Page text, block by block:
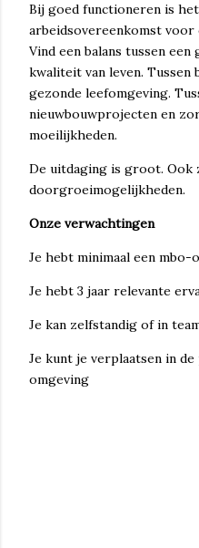
Bij goed functioneren is
arbeidsovereenkomst voor
Vind een balans tussen
kwaliteit van leven. Tussen
gezonde leefomgeving.
nieuwbouwprojecten en
moeilijkheden.
De uitdaging is groot. Ook
doorgroeimogelijkheden.
Onze verwachtingen
Je hebt minimaal een mbo-
Je hebt 3 jaar relevante
Je kan zelfstandig of in
Je kunt je verplaatsen in
omgeving